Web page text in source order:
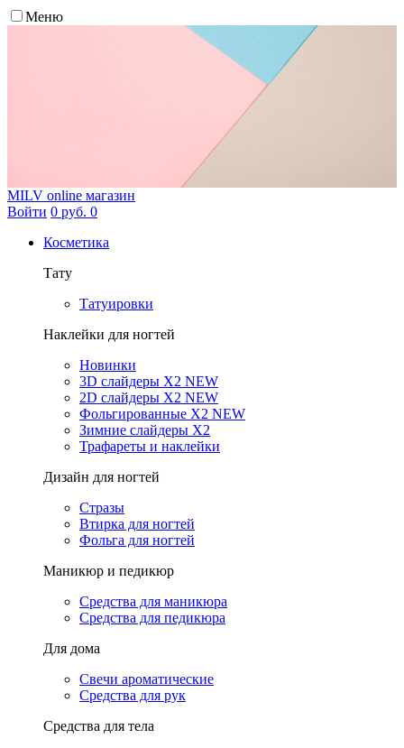
Меню
MILV online магазин
Войти 0 руб. 0
Косметика
Тату
Татуировки
Наклейки для ногтей
Новинки
3D слайдеры X2 NEW
2D слайдеры X2 NEW
Фольгированные X2 NEW
Зимние слайдеры Х2
Трафареты и наклейки
Дизайн для ногтей
Стразы
Втирка для ногтей
Фольга для ногтей
Маникюр и педикюр
Средства для маникюра
Средства для педикюра
Для дома
Свечи ароматические
Средства для рук
Средства для тела